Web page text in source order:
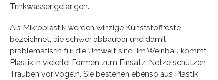
Trinkwasser gelangen.
Als Mikroplastik werden winzige Kunststoffreste
bezeichnet, die schwer abbaubar und damit
problematisch für die Umwelt sind. Im Weinbau kommt
Plastik in vielerlei Formen zum Einsatz: Netze schützen
Trauben vor Vögeln. Sie bestehen ebenso aus Plastik